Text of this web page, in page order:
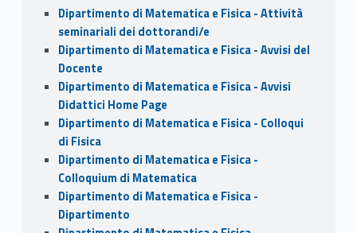
Dipartimento di Matematica e Fisica - Attività
seminariali dei dottorandi/e
Dipartimento di Matematica e Fisica - Avvisi del
Docente
Dipartimento di Matematica e Fisica - Avvisi
Didattici Home Page
Dipartimento di Matematica e Fisica - Colloqui
di Fisica
Dipartimento di Matematica e Fisica -
Colloquium di Matematica
Dipartimento di Matematica e Fisica -
Dipartimento